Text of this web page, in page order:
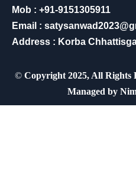
Mob : +91-9151305911
Email :
Address : Korba
© Copyright 2025, All Rights
Managed by